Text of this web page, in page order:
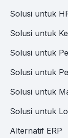
Solusi untuk
Solusi untuk
Solusi untuk
Solusi untuk
Solusi untuk
Solusi untuk
Alternatif ERP